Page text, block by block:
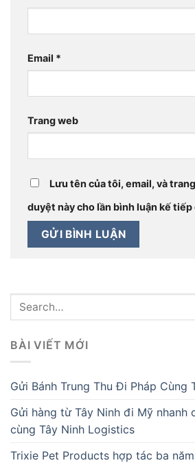
Email *
Trang web
Lưu tên của tôi, email, và
duyệt này cho lần bình luận kế tiếp
BÀI VIẾT MỚI
Gửi Bánh Trung Thu Đi Pháp Cùng
Gửi hàng từ Tây Ninh đi Mỹ nhanh
cùng Tây Ninh Logistics
Trixie Pet Products hợp tác ba